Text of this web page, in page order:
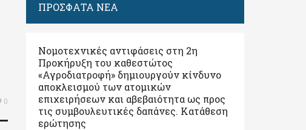
0
ΠΡΟΣΦΑΤΑ ΝΕΑ
Νομοτεχνικές αντιφάσεις στη 2η
Προκήρυξη του καθεστώτος
«Αγροδιατροφή» δημιουργούν κίνδυνο
αποκλεισμού των ατομικών
επιχειρήσεων και αβεβαιότητα ως προς
τις συμβουλευτικές δαπάνες. Κατάθεση
ερώτησης